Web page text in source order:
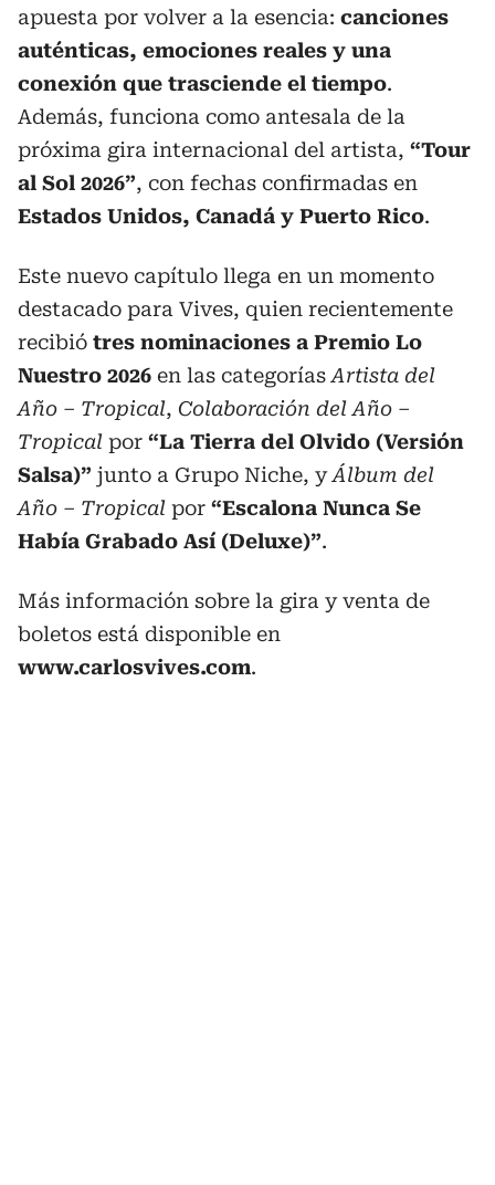
apuesta por volver a la esencia: canciones
auténticas, emociones reales y una
conexión que trasciende el tiempo.
Además, funciona como antesala de la
próxima gira internacional del artista, “Tour
al Sol 2026”, con fechas confirmadas en
Estados Unidos, Canadá y Puerto Rico.
Este nuevo capítulo llega en un momento
destacado para Vives, quien recientemente
recibió tres nominaciones a Premio Lo
Nuestro 2026 en las categorías Artista del
Año – Tropical, Colaboración del Año –
Tropical por “La Tierra del Olvido (Versión
Salsa)” junto a Grupo Niche, yÁlbum del
Año – Tropical por “Escalona Nunca Se
Había Grabado Así (Deluxe)”.
Más información sobre la gira y venta de
boletos está disponible en
www.carlosvives.com.